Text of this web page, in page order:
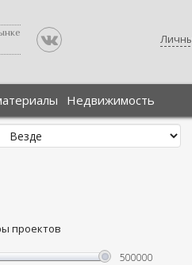
Недвижимость
проектов